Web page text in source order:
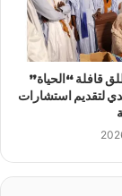
قافلة “الحياة”
لتقديم استشارات